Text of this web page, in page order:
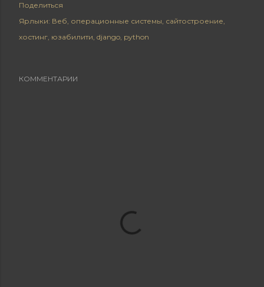
Поделиться
Ярлыки: Веб операционные системы сайтостроение
хостинг юзабилити django python
КОММЕНТАРИИ